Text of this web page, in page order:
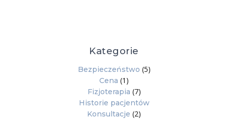
Kategorie
Bezpieczeństwo (5)
Cena (1)
Fizjoterapia (7)
Historie pacjentów
Konsultacje (2)